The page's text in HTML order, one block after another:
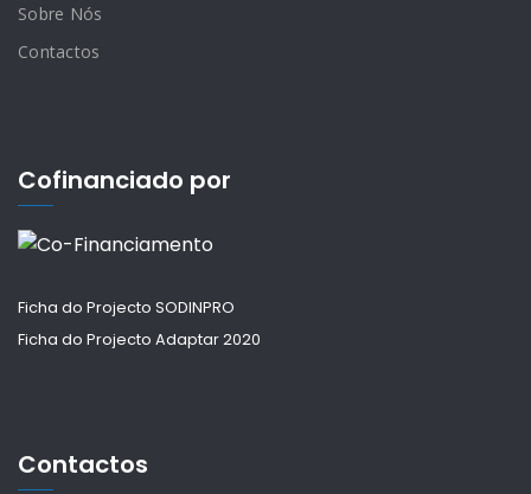
Sobre Nós
Contactos
Cofinanciado por
Ficha do Projecto SODINPRO
Ficha do Projecto Adaptar 2020
Contactos